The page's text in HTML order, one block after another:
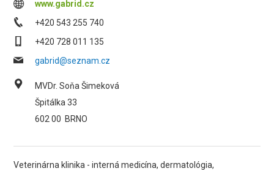
www.gabrid.cz
+420 543 255 740
+420 728 011 135
gabrid@seznam.cz
MVDr. Soňa Šimeková
Špitálka 33
602 00 BRNO
Veterinárna klinika - interná medicína, dermatológia,